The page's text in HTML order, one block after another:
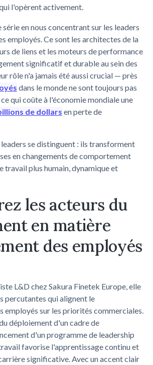
l'opèrent activement.
en nous concentrant sur les leaders
employés. Ce sont les architectes de la
de liens et les moteurs de performance
significatif et durable au sein des
rôle n'a jamais été aussi crucial — près
dans le monde ne sont toujours pas
qui coûte à l'économie mondiale une
de dollars en perte de
se distinguent : ils transforment
en changements de comportement
travail plus humain, dynamique et
les acteurs du
en matière
des employés
L&D chez Sakura Finetek Europe, elle
percutantes qui alignent le
employés sur les priorités commerciales.
déploiement d'un cadre de
d'un programme de leadership
favorise l'apprentissage continu et
significative. Avec un accent clair